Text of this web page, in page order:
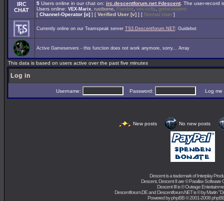
IRC
CHAT
5 Users online in our chat on: irc.descentforum.net #descent. The user-record
Users online: VEX-Marix rustborne Flarebot vex-ccfly gothicserpent
[ Channel-Operator [o] ] [ Verified User [v] ] [ Normal User ]
Currently online on our Teamspeak server TS3.Descentforum.NET: Guidebot
Active Gameservers - this function does not work anymore, sorry... Array
This data is based on users active over the past five minutes
Log in
Username: Password: Log me
New posts No new posts
Descent is a trademark ofInterplay
Descent, Descent II are ©Parallax Software
Descent III is ©Outrage
Descentforum.DE and Descentforum.NET is © byMartin
Powered byphpBB© 2001-2008